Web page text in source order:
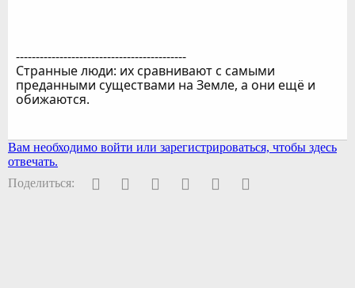
-------------------------------------------
Странные люди: их сравнивают с самыми
преданными существами на Земле, а они ещё и
обижаются.
Вам необходимо войти или зарегистрироваться, чтобы здесь
отвечать.
Поделиться:
FacebookTwitter PinterestWhatsAppЭлектронная почта